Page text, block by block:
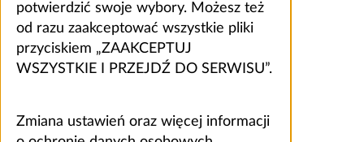
potwierdzić swoje wybory. Możesz też
od razu zaakceptować wszystkie pliki
przyciskiem „ZAAKCEPTUJ
WSZYSTKIE I PRZEJDŹ DO SERWISU”.
Zmiana ustawień oraz więcej informacji